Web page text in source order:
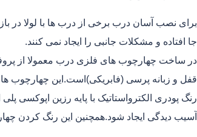
برای نصب آسان درب برخی از درب ها با لولا در
جا افتاده و مشکلات جانبی را ایجاد نمی کنند.
قفل و زبانه پرسی (فابریکی)است.این چهارچوب
رنگ پودری الکترواستاتیک با پایه رزین اپوکسی
آسیب دیدگی ایجاد شود.همچنین این رنگ کردن